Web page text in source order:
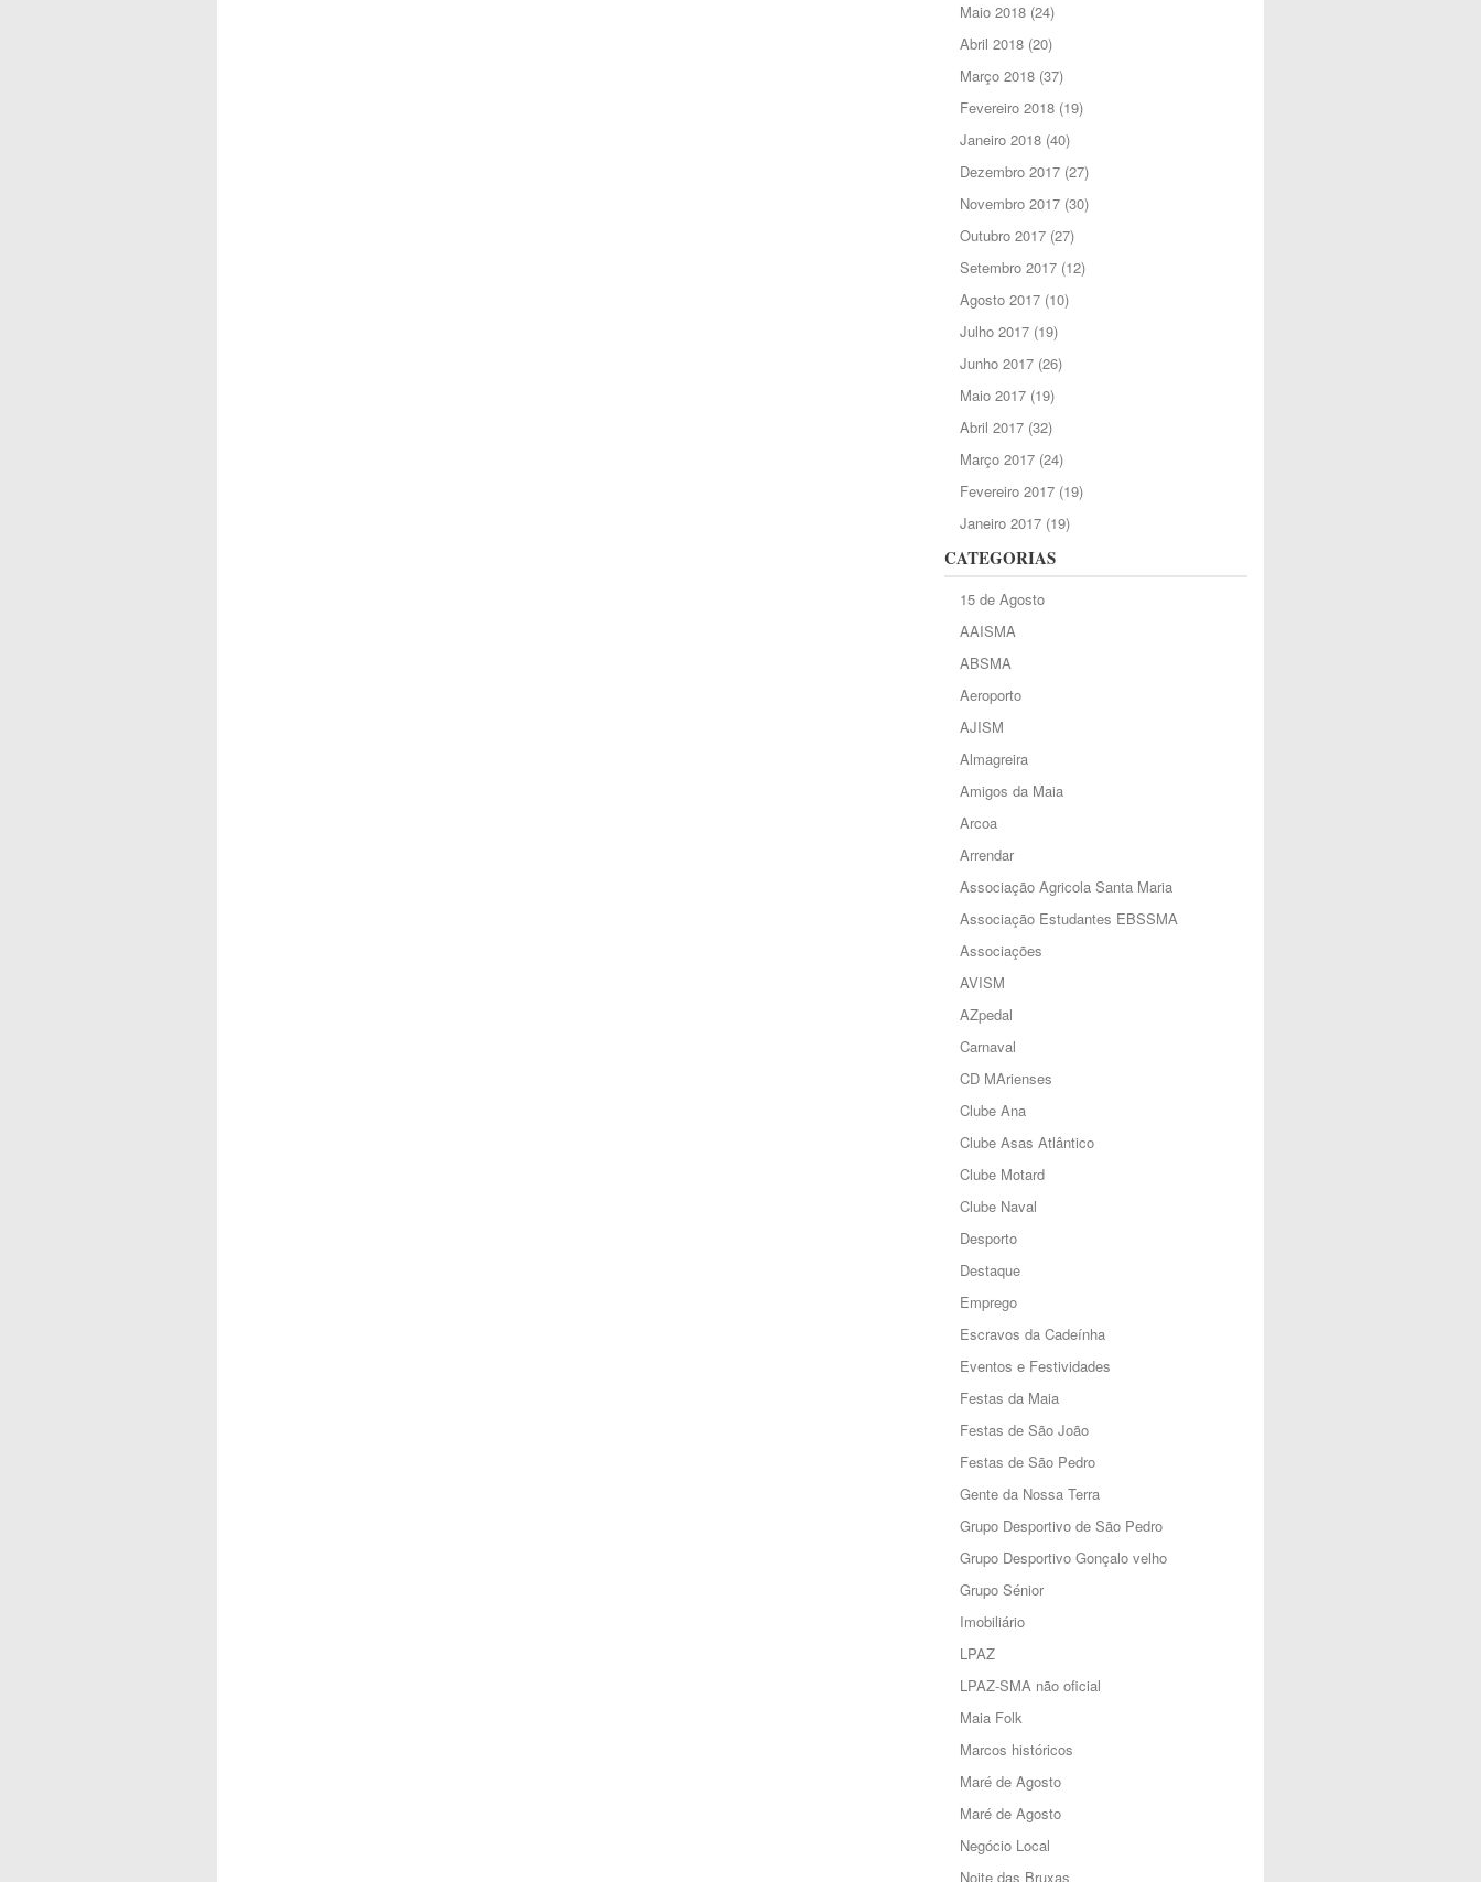
Maio 2018(24)
Abril 2018(20)
Março 2018(37)
Fevereiro 2018(19)
Janeiro 2018(40)
Dezembro 2017(27)
Novembro 2017(30)
Outubro 2017(27)
Setembro 2017(12)
Agosto 2017(10)
Julho 2017(19)
Junho 2017(26)
Maio 2017(19)
Abril 2017(32)
Março 2017(24)
Fevereiro 2017(19)
Janeiro 2017(19)
CATEGORIAS
15 de Agosto
AAISMA
ABSMA
Aeroporto
AJISM
Almagreira
Amigos da Maia
Arcoa
Arrendar
Associação Agricola Santa Maria
Associação Estudantes EBSSMA
Associações
AVISM
AZpedal
Carnaval
CD MArienses
Clube Ana
Clube Asas Atlântico
Clube Motard
Clube Naval
Desporto
Destaque
Emprego
Escravos da Cadeínha
Eventos e Festividades
Festas da Maia
Festas de São João
Festas de São Pedro
Gente da Nossa Terra
Grupo Desportivo de São Pedro
Grupo Desportivo Gonçalo velho
Grupo Sénior
Imobiliário
LPAZ
LPAZ-SMA não oficial
Maia Folk
Marcos históricos
Maré de Agosto
Maré de Agosto
Negócio Local
Noite das Bruxas